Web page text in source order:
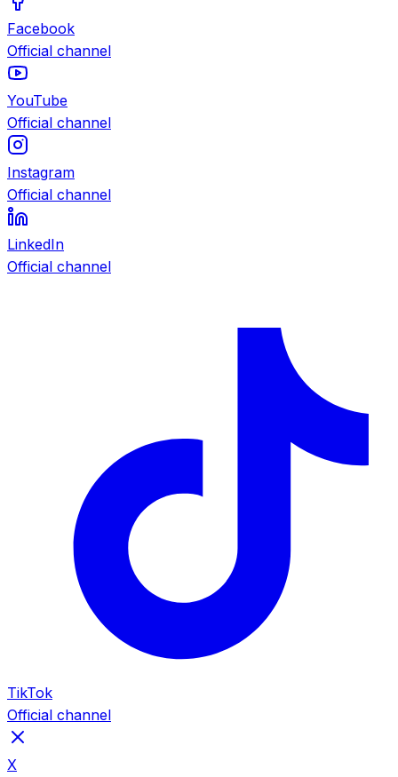
Facebook
Official channel
YouTube
Official channel
Instagram
Official channel
LinkedIn
Official channel
TikTok
Official channel
X